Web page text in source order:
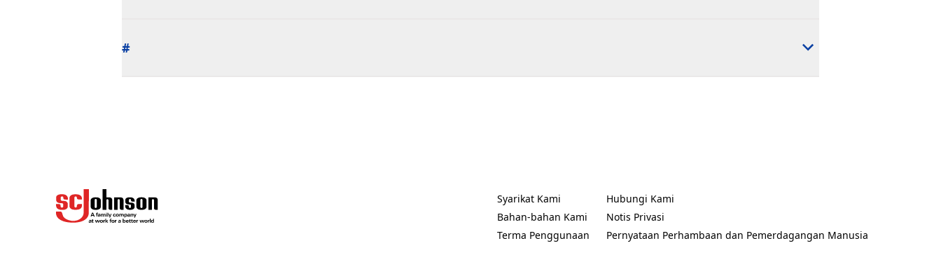
#
Syarikat Kami
(Opens in a new tab)
Bahan-bahan Kami
Terma Penggunaan
(Opens in a new tab)
Hubungi Kami
(Opens in a new tab)
Notis Privasi
(Opens in a new tab)
Pernyataan Perhambaan dan Pemerdagangan Manusia
(Opens in a new tab)